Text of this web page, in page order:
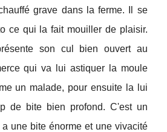
grave dans la ferme. Il se
ce qui la fait mouiller de plaisir.
son cul bien ouvert au
qui va lui astiquer la moule
un malade, pour ensuite la lui
de bite bien profond. C'est un
une bite énorme et une vivacité